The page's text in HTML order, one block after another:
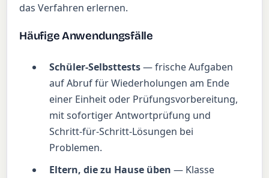
das Verfahren erlernen.
Häufige Anwendungsfälle
Schüler-Selbsttests— frische Aufgaben
auf Abruf für Wiederholungen am Ende
einer Einheit oder Prüfungsvorbereitung,
mit sofortiger Antwortprüfung und
Schritt-für-Schritt-Lösungen bei
Problemen.
Eltern, die zu Hause üben — Klasse